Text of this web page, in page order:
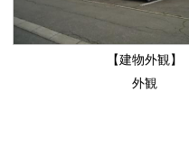
【建物外観】
外観